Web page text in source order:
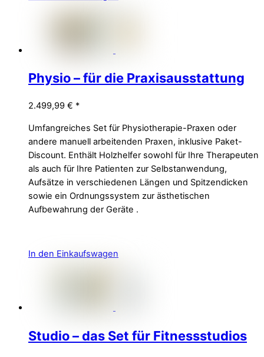
Physio – für die Praxisausstattung
2.499,99 € *
Umfangreiches Set für Physiotherapie-Praxen oder
andere manuell arbeitenden Praxen, inklusive Paket-
Discount. Enthält Holzhelfer sowohl für Ihre Therapeuten
als auch für Ihre Patienten zur Selbstanwendung,
Aufsätze in verschiedenen Längen und Spitzendicken
sowie ein Ordnungssystem zur ästhetischen
Aufbewahrung der Geräte .
In den Einkaufswagen
Studio – das Set für Fitnessstudios